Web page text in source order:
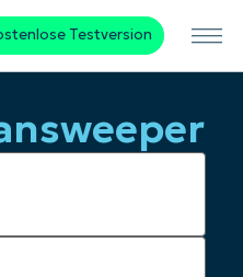
Testversion